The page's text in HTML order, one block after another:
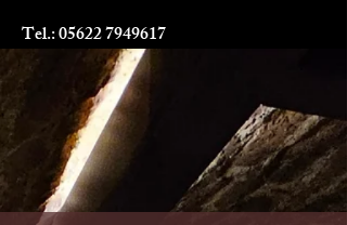
Tel.:05622 7949617